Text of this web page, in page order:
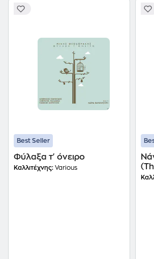
Best Seller
Φύλαξα τ' όνειρο
Καλλιτέχνης: Various
Of